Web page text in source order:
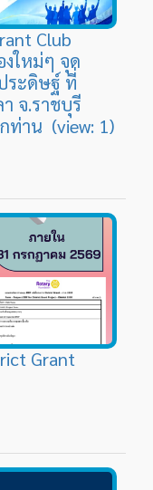
Club
งใหม่ๆ จุด
ระดิษฐ์ ที่
จ.ราชบุรี
าน (view: 1)
Grant